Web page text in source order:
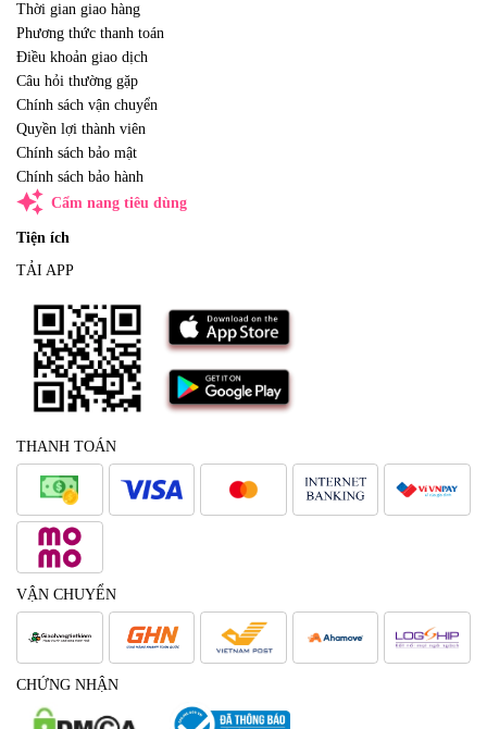
Thời gian giao hàng
Phương thức thanh toán
Điều khoản giao dịch
Câu hỏi thường gặp
Chính sách vận chuyển
Quyền lợi thành viên
Chính sách bảo mật
Chính sách bảo hành
auto_awesome Cẩm nang tiêu dùng
Tiện ích
TẢI APP
THANH TOÁN
VẬN CHUYỂN
CHỨNG NHẬN